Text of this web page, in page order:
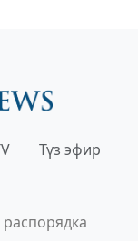
Түз эфир